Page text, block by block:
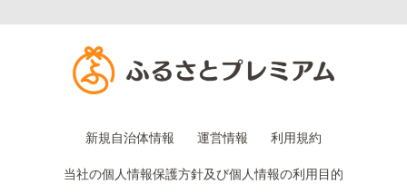
新規自治体情報 運営情報 利用規約
当社の個人情報保護方針及び個人情報の利用目的